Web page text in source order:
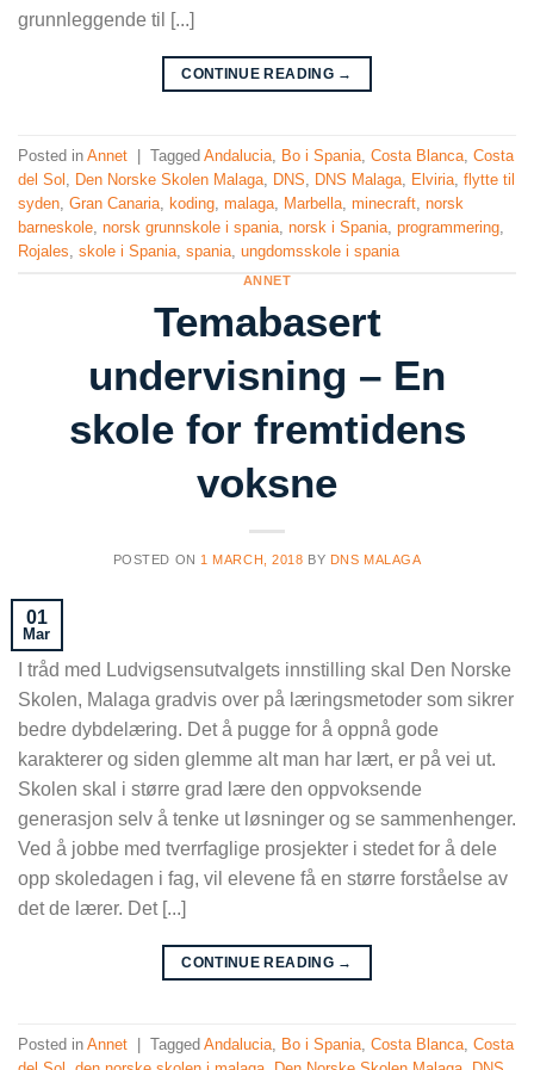
grunnleggende til [...]
CONTINUE READING →
Posted in Annet | Tagged Andalucia Bo i Spania Costa Blanca Costa
del Sol
Den Norske Skolen Malaga DNS DNS Malaga Elviria flytte til
syden Gran Canaria koding malaga Marbella minecraft norsk
barneskole norsk grunnskole i spania norsk i Spania programmering
Rojales skole i Spania spania ungdomsskole i spania
ANNET
Temabasert
undervisning – En
skole for fremtidens
voksne
POSTED ON 1 MARCH, 2018 BY DNS MALAGA
01
Mar
I tråd med Ludvigsensutvalgets innstilling skal Den Norske
Skolen, Malaga gradvis over på læringsmetoder som sikrer
bedre dybdelæring. Det å pugge for å oppnå gode
karakterer og siden glemme alt man har lært, er på vei ut.
Skolen skal i større grad lære den oppvoksende
generasjon selv å tenke ut løsninger og se sammenhenger.
Ved å jobbe med tverrfaglige prosjekter i stedet for å dele
opp skoledagen i fag, vil elevene få en større forståelse av
det de lærer. Det [...]
CONTINUE READING →
Posted in Annet | Tagged Andalucia Bo i Spania Costa Blanca Costa